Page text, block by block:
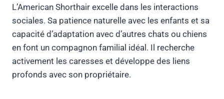
L’American Shorthair excelle dans les interactions
sociales. Sa patience naturelle avec les enfants et sa
capacité d’adaptation avec d’autres chats ou chiens
en font un compagnon familial idéal. Il recherche
activement les caresses et développe des liens
profonds avec son propriétaire.